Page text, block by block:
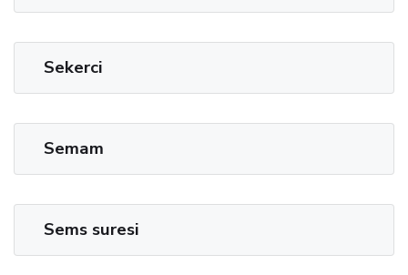
Sekerci
Semam
Sems suresi